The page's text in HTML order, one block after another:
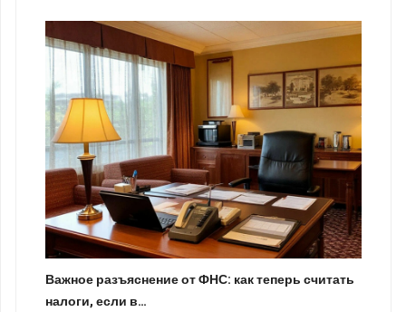
Важное разъяснение от ФНС: как теперь считать
налоги, если в…